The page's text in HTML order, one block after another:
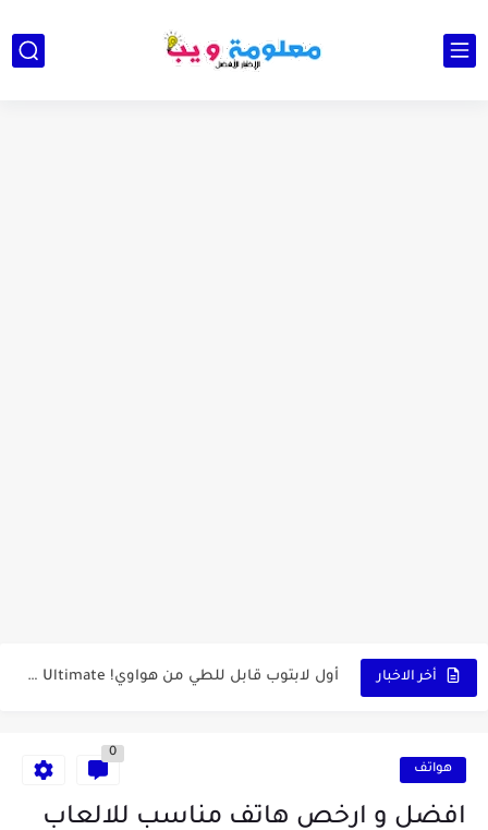
أخر الاخبار الدليل الكامل لإنشاء قناة يوتيوب ناجحة والربح منها للمبتدئين في...
أفضل ثلاث برامج في رمضان 2025: دليل شامل لأفضل التطبيقات... هواتف
0
افضل و ارخص هاتف مناسب للالعاب